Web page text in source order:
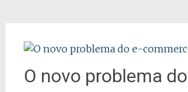
O novo problema